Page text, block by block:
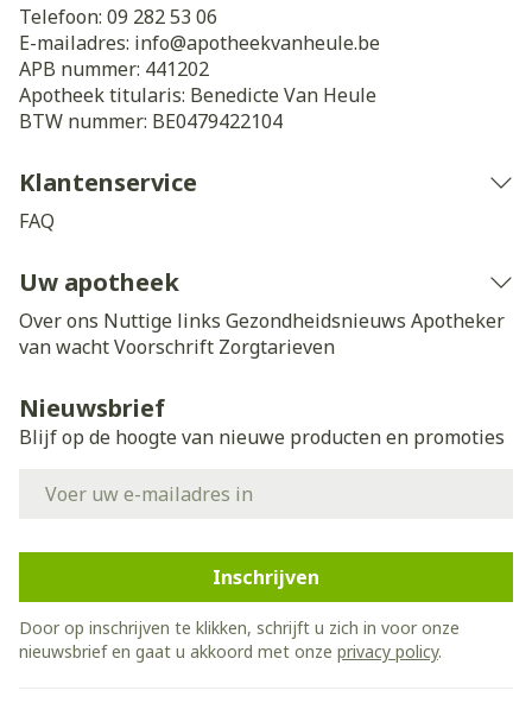
Telefoon: 09 282 53 06
E-mailadres: info@apotheekvanheule.be
APB nummer: 441202
Apotheek titularis: Benedicte Van Heule
BTW nummer: BE0479422104
Klantenservice
FAQ
Uw apotheek
Over ons Nuttige links Gezondheidsnieuws Apotheker
van wachtVoorschrift Zorgtarieven
Nieuwsbrief
Blijf op de hoogte van nieuwe producten en promoties
Inschrijven
Door op inschrijven te klikken, schrijft u zich in voor onze
nieuwsbrief en gaat u akkoord met onze privacy policy.